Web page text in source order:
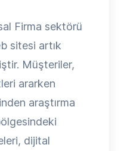
Firma sektörü
sitesi artık
Müşteriler,
ararken
araştırma
dijital